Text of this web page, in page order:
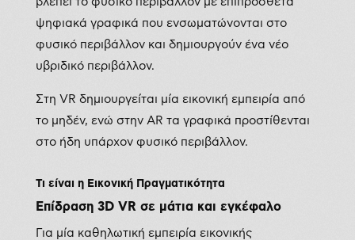
ψηφιακά γραφικά που ενσωματώνονται στο
φυσικό περιβάλλον και δημιουργούν ένα νέο
υβριδικό περιβάλλον.
Στη VR δημιουργείται μία εικονική εμπειρία από
το μηδέν, ενώ στην AR τα γραφικά προστίθενται
στο ήδη υπάρχον φυσικό περιβάλλον.
Τι είναι η Εικονική Πραγματικότητα
Επίδραση 3D VR σε μάτια και εγκέφαλο
Για μία καθηλωτική εμπειρία εικονικής